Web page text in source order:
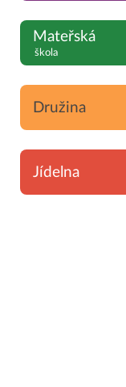
Mateřská
škola
Družina
Jídelna